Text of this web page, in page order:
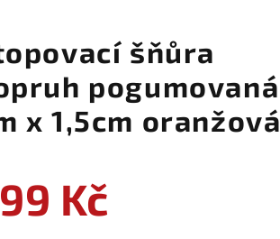
šňůra
pogumovaná
x 1,5cm oranžová
Kč